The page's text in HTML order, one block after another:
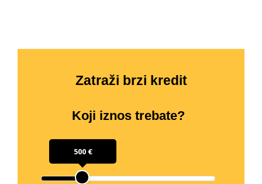
Zatraži brzi kredit
Koji iznos trebate?
500 €